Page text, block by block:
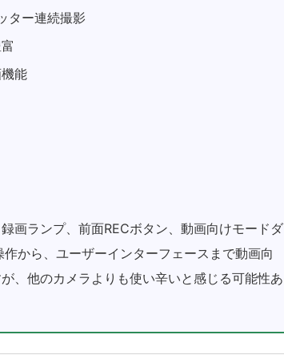
ター連続撮影
能
画ランプ、前面RECボタン、動画向けモードダ
から、ユーザーインターフェースまで動画向
、他のカメラよりも使い辛いと感じる可能性あ